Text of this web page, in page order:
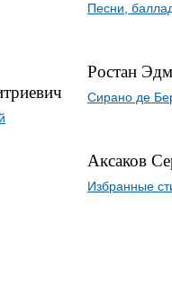
Песни,
Ростан
Сирано де
Аксаков
Избранные